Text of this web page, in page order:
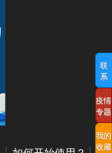
联
系
疫情
专题
我的
收藏